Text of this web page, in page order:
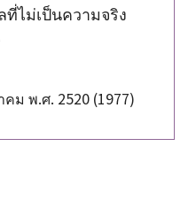
ไม่เป็นความจริง
ม พ.ศ. 2520 (1977)